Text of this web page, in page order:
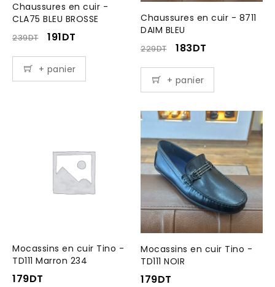
Chaussures en cuir -
CLA75 BLEU BROSSE
239DT 191DT
+ panier
Chaussures en cuir - 8711
DAIM BLEU
229DT 183DT
+ panier
Mocassins en cuir Tino -
TD111 Marron 234
179DT
Mocassins en cuir Tino -
TD111 NOIR
179DT